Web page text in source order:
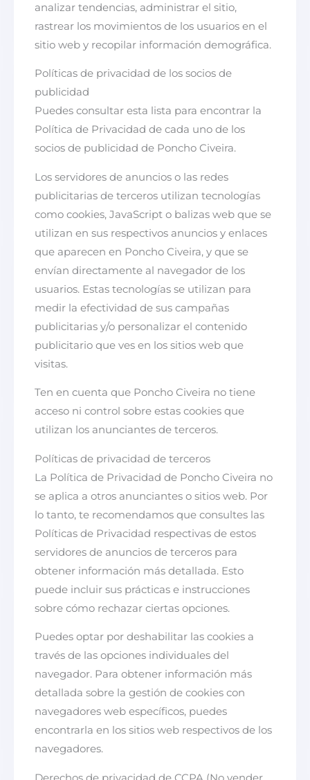
analizar tendencias, administrar el sitio,
rastrear los movimientos de los usuarios en el
sitio web y recopilar información demográfica.
Políticas de privacidad de los socios de
publicidad
Puedes consultar esta lista para encontrar la
Política de Privacidad de cada uno de los
socios de publicidad de Poncho Civeira.
Los servidores de anuncios o las redes
publicitarias de terceros utilizan tecnologías
como cookies, JavaScript o balizas web que se
utilizan en sus respectivos anuncios y enlaces
que aparecen en Poncho Civeira, y que se
envían directamente al navegador de los
usuarios. Estas tecnologías se utilizan para
medir la efectividad de sus campañas
publicitarias y/o personalizar el contenido
publicitario que ves en los sitios web que
visitas.
Ten en cuenta que Poncho Civeira no tiene
acceso ni control sobre estas cookies que
utilizan los anunciantes de terceros.
Políticas de privacidad de terceros
La Política de Privacidad de Poncho Civeira no
se aplica a otros anunciantes o sitios web. Por
lo tanto, te recomendamos que consultes las
Políticas de Privacidad respectivas de estos
servidores de anuncios de terceros para
obtener información más detallada. Esto
puede incluir sus prácticas e instrucciones
sobre cómo rechazar ciertas opciones.
Puedes optar por deshabilitar las cookies a
través de las opciones individuales del
navegador. Para obtener información más
detallada sobre la gestión de cookies con
navegadores web específicos, puedes
encontrarla en los sitios web respectivos de los
navegadores.